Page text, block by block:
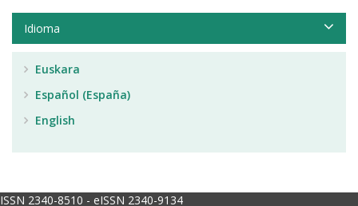
Idioma
Euskara
Español (España)
English
ISSN 2340-8510 - eISSN 2340-9134